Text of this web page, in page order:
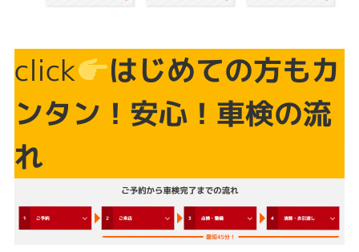
click はじめての方もカ
ンタン！安心！車検の流
れ